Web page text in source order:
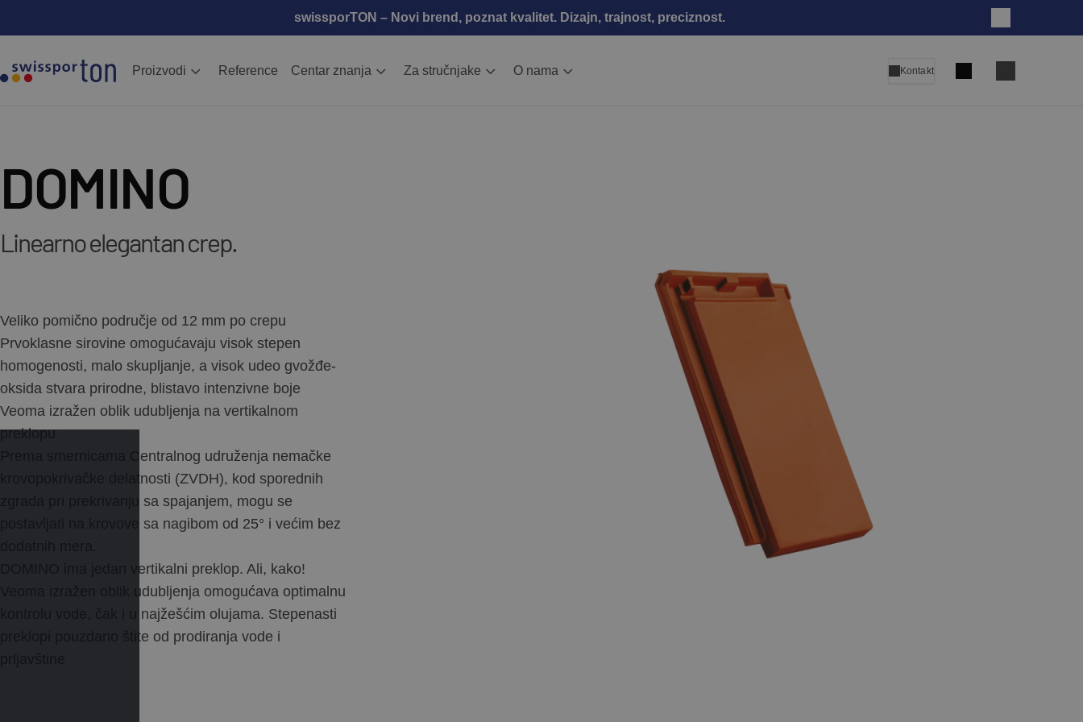
swissporTON – Novi brend, poznat kvalitet. Dizajn, trajnost, preciznost.
Proizvodi Reference Centar znanja Za stručnjake O nama Kontakt
DOMINO
Linearno elegantan crep.
Veliko pomično područje od 12 mm po crepu
Prvoklasne sirovine omogućavaju visok stepen
homogenosti, malo skupljanje, a visok udeo gvožđe-
oksida stvara prirodne, blistavo intenzivne boje
Veoma izražen oblik udubljenja na vertikalnom
preklopu
Prema smernicama Centralnog udruženja nemačke
krovopokrivačke delatnosti (ZVDH), kod sporednih
zgrada pri prekrivanju sa spajanjem, mogu se
postavljati na krovove sa nagibom od 25° i većim bez
DOMINO ima jedan vertikalni preklop. Ali, kako!
Veoma izražen oblik udubljenja omogućava optimalnu
kontrolu vode, čak i u najžešćim olujama. Stepenasti
preklopi pouzdano štite od prodiranja vode i